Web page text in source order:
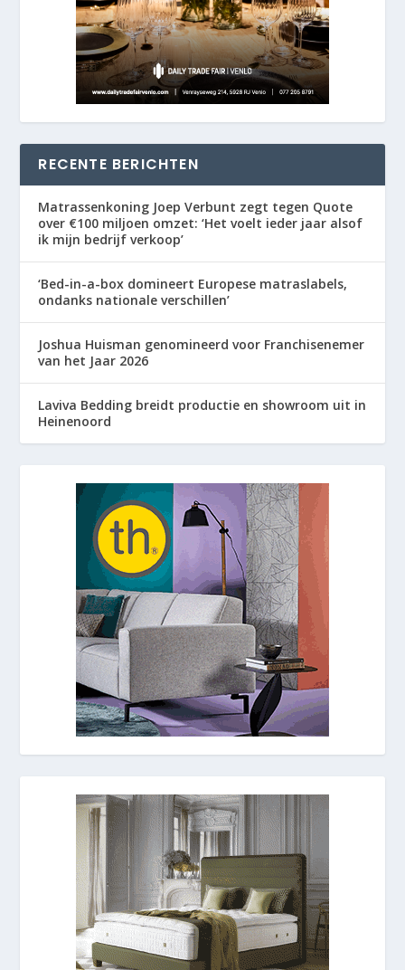
RECENTE BERICHTEN
Matrassenkoning Joep Verbunt zegt tegen Quote
over €100 miljoen omzet: ‘Het voelt ieder jaar alsof
ik mijn bedrijf verkoop’
‘Bed-in-a-box domineert Europese matraslabels,
ondanks nationale verschillen’
Joshua Huisman genomineerd voor Franchisenemer
van het Jaar 2026
Laviva Bedding breidt productie en showroom uit in
Heinenoord